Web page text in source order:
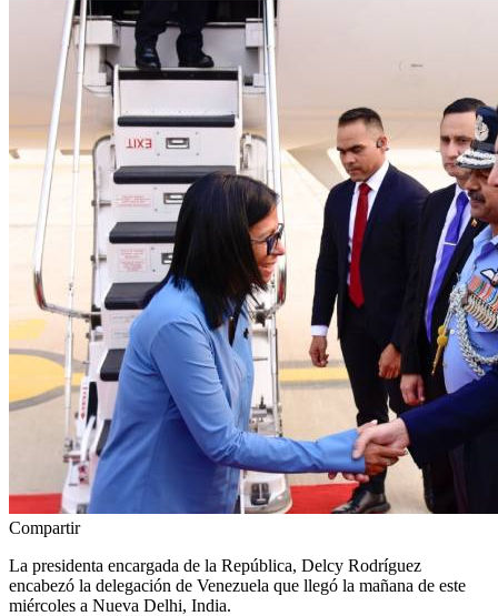
Compartir
La presidenta encargada de la República, Delcy Rodríguez
encabezó la delegación de Venezuela que llegó la mañana de este
miércoles a Nueva Delhi, India.